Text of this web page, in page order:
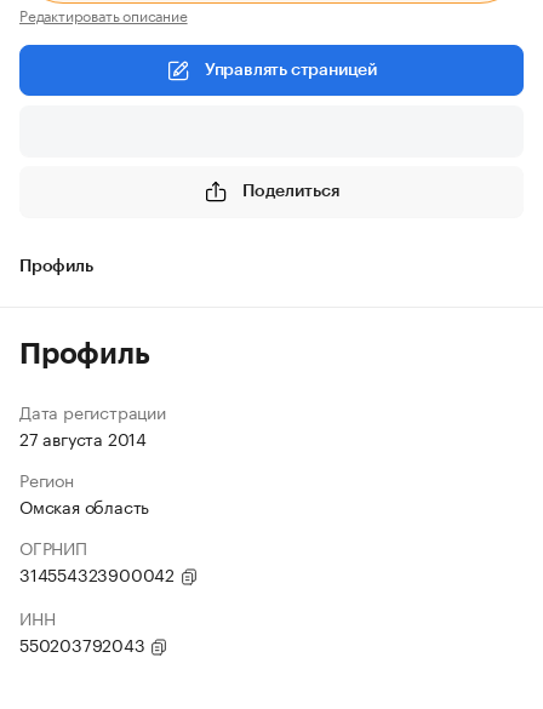
Редактировать описание
Управлять страницей
Поделиться
Профиль
Профиль
Дата регистрации
27 августа 2014
Регион
Омская область
ОГРНИП
314554323900042
ИНН
550203792043